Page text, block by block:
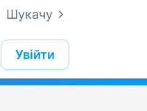
Шукачу
Увійти